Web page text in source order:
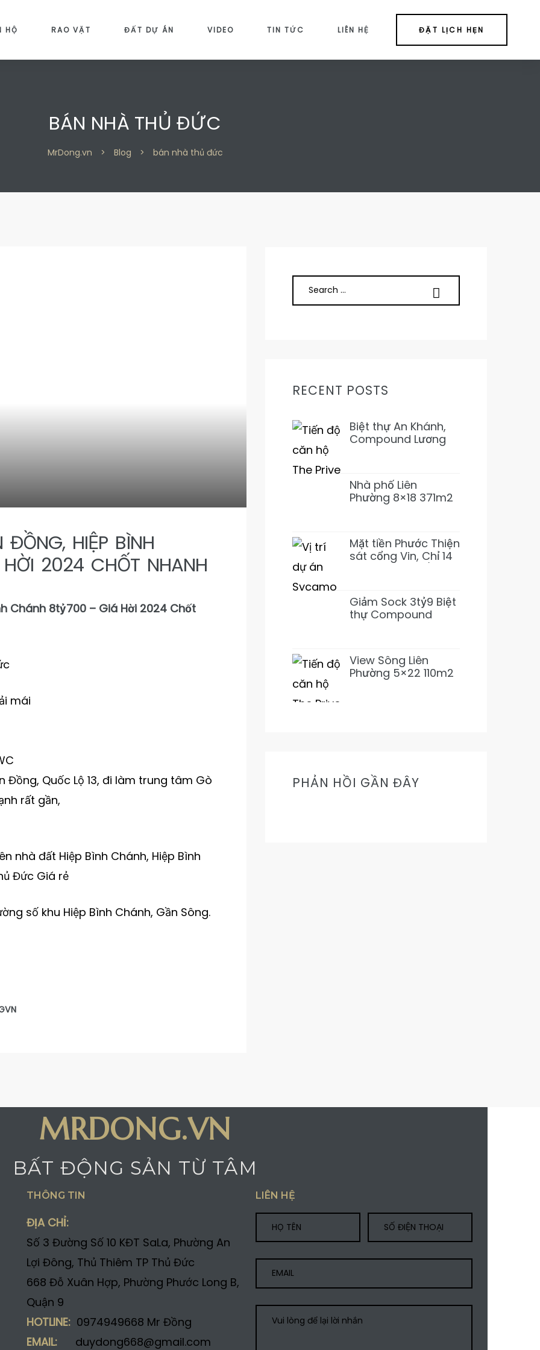
HỘ RAO VẶT ĐẤT DỰ ÁN VIDEO TIN TỨC LIÊN HỆ ĐẶT LỊCH HẸN
BÁN NHÀ THỦ ĐỨC
MrDong.vn > Blog > bán nhà thủ đức
HIỆP BÌNH
2024 CHỐT NHANH
Chánh 8tỷ700 – Giá Hời 2024 Chốt
mái
Đồng, Quốc Lộ 13, đi làm trung tâm Gò
rất gần,
nhà đất Hiệp Bình Chánh, Hiệp Bình
Đức Giá rẻ
số khu Hiệp Bình Chánh, Gần Sông.
RECENT POSTS
Biệt thự An Khánh,
Compound Lương
4L 31T500 Đẹp ở
ngay
Nhà phố Liên
Phường 8×18 371m2
Full NT 18tỷ989
Mặt tiền Phước Thiện
sát cổng Vin, Chỉ 14
(Giảm 3 tỷ)
Giảm Sock 3tỷ9 Biệt
thự Compound
31tỷ500 (Thơm)
View Sông Liên
Phường 5×22 110m2
PHẢN HỒI GẦN ĐÂY
MRDONG.VN
BẤT ĐỘNG SẢN TỪ TÂM
THÔNG TIN
ĐỊA CHỈ:
Số 3 Đường Số 10 KĐT SaLa, Phường An
Lợi Đông, Thủ Thiêm TP Thủ Đức
668 Đỗ Xuân Hợp, Phường Phước Long B,
Quận 9
HOTLINE:0974949668 Mr Đồng
EMAIL:duydong668@gmail.com
LIÊN HỆ